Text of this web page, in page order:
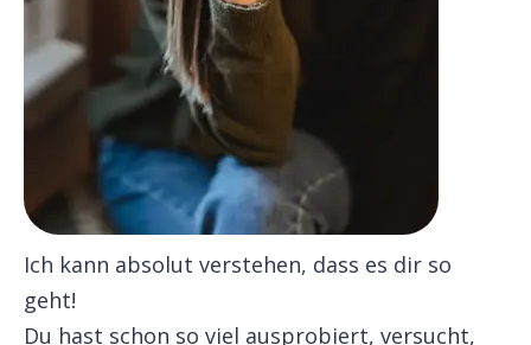
Ich kann absolut verstehen, dass es dir so
geht!
Du hast schon so viel ausprobiert, versucht,